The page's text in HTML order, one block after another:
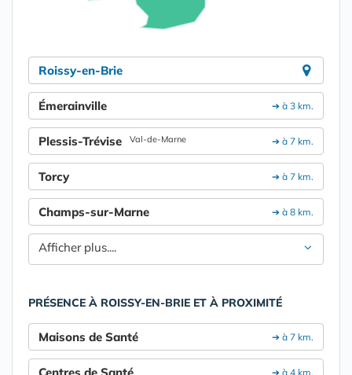
Roissy-en-Brie
➔ à 3 km.
Émerainville
➔ à 7 km.
Plessis-Trévise Val-de-Marne
➔ à 7 km.
Torcy
➔ à 8 km.
Champs-sur-Marne
Afficher plus....
PRÉSENCE À ROISSY-EN-BRIE ET À PROXIMITÉ
➔ à 7 km.
Maisons de Santé
➔ à 4 km.